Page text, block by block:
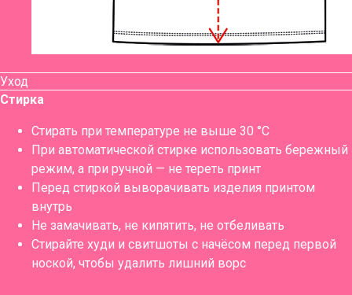
Уход
Стирка
Стирать при температуре не выше 30 °C
При автоматической стирке использовать бережный
режим, а при ручной — не тереть принт
Перед стиркой выворачивать изделия принтом
внутрь
Не замачивать, не кипятить, не отбеливать
Стирайте худи и свитшоты с начёсом перед первой
ноской, чтобы удалить лишний ворс